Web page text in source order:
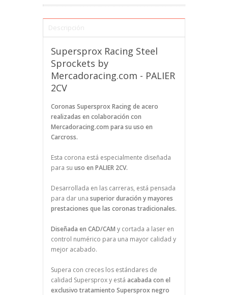
Descripción
Supersprox Racing Steel
Sprockets by
Mercadoracing.com - PALIER
2CV
Coronas Supersprox Racing de acero
realizadas en colaboración con
Mercadoracing.com para su uso en
Carcross.
Esta corona está especialmente diseñada
para su uso en PALIER 2CV.
Desarrollada en las carreras, está pensada
para dar una superior duración y mayores
prestaciones que las coronas tradicionales.
Diseñada en CAD/CAM y cortada a laser en
control numérico para una mayor calidad y
mejor acabado.
Supera con creces los estándares de
calidad Supersprox y está acabada con el
exclusivo tratamiento Supersprox negro